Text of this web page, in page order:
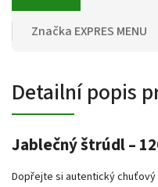
Značka EXPRES MENU
Detailní popis
Jablečný štrúdl –
Dopřejte si autentický